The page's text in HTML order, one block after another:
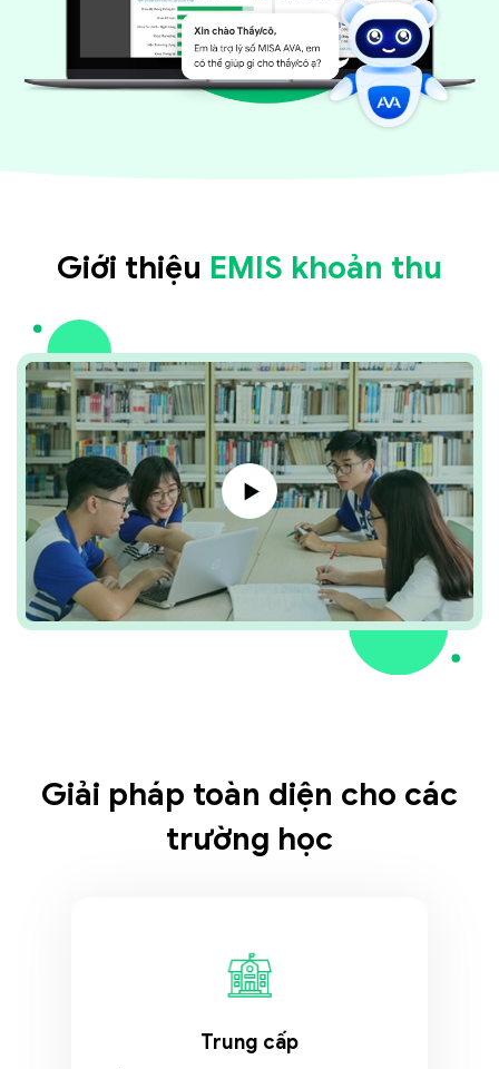
Giới thiệu EMIS khoản thu
Giải pháp toàn diện cho các
trường học
Trung cấp